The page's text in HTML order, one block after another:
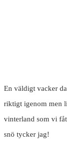
En väldigt vacker
riktigt igenom men
vinterland som vi
snö tycker jag!